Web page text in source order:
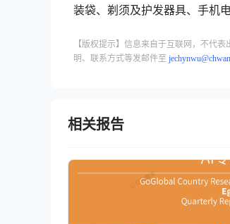
装袋、剃须及护发器具、手机
【版权提示】信息来自于互联网，不代
明、联系方式等发邮件至
相关报告